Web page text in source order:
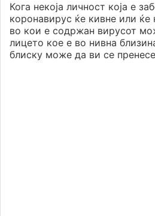
Кога некоја личност која е
коронавирус ќе кивне или ќе
во кои е содржан вирусот
лицето кое е во нивна
блиску може да ви се